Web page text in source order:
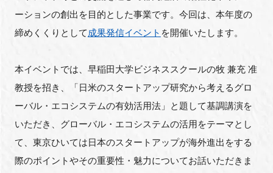
ーションの創出を目的とした事業です。今回は、本年度の
締めくくりとして成果発信イベント を開催いたします。
本イベントでは、早稲田大学ビジネススクールの牧 兼充 准
教授を招き、「日米のスタートアップ研究から考えるグロ
ーバル・エコシステムの有効活用法」と題して基調講演を
いただき、グローバル・エコシステムの活用をテーマとし
て、東京ひいては日本のスタートアップが海外進出をする
際のポイントやその重要性・魅力についてお話いただきま